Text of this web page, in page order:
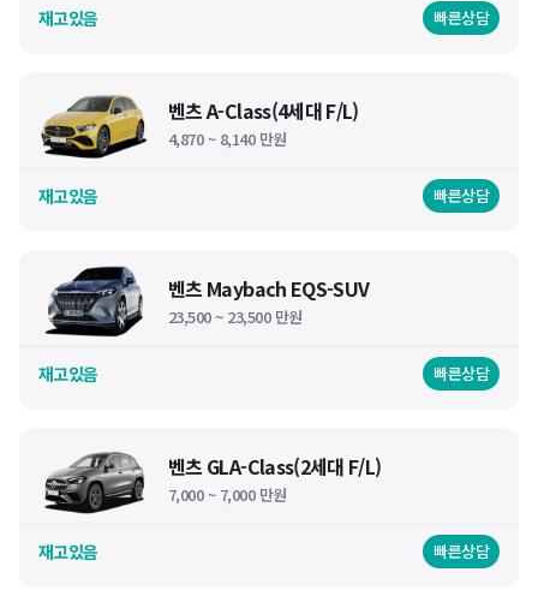
재고있음 빠른상담
벤츠 A-Class(4세대 F/L)
4,870 ~ 8,140 만원
재고있음 빠른상담
벤츠 Maybach EQS-SUV
23,500 ~ 23,500 만원
재고있음 빠른상담
벤츠 GLA-Class(2세대 F/L)
7,000 ~ 7,000 만원
재고있음 빠른상담